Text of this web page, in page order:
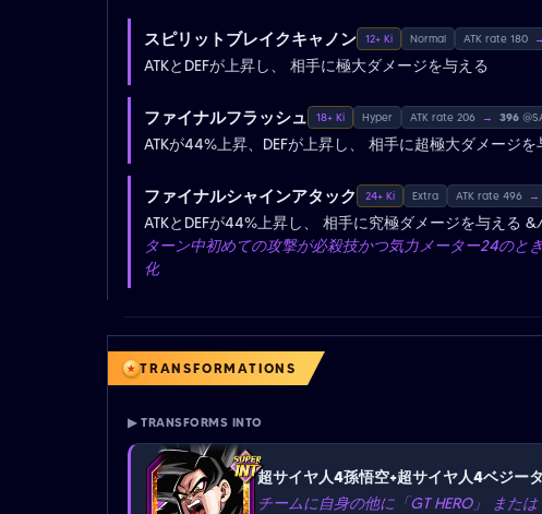
スピリットブレイクキャノン 12+ Ki Normal ATK rate 180 →
ATKとDEFが上昇し、 相手に極大ダメージを与える
ファイナルフラッシュ 18+ Ki Hyper ATK rate 206 → 396
ATKが44%上昇、DEFが上昇し、 相手に超極大ダメージを
ファイナルシャインアタック 24+ Ki Extra ATK rate 496 →
ATKとDEFが44%上昇し、 相手に究極ダメージを与える &
ターン中初めての攻撃が必殺技かつ気力メーター24のと
化
TRANSFORMATIONS
▶ TRANSFORMS INTO
超サイヤ人4孫悟空+超サイヤ人4ベジータ
チームに自身の他に「GT HERO」 また